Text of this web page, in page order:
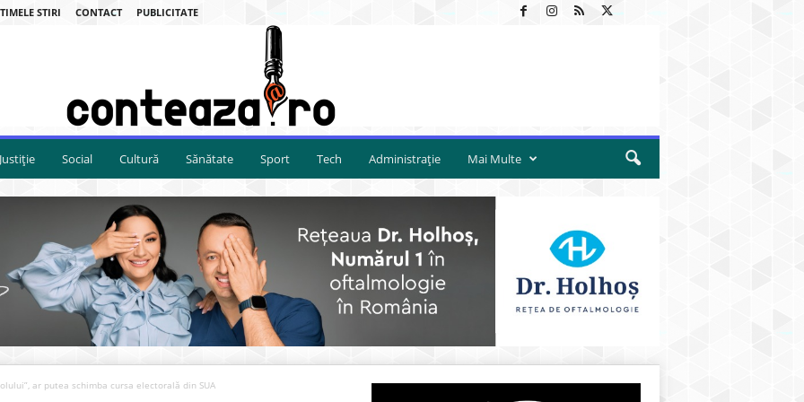
STIRI CONTACT PUBLICITATE
Justiție Social Cultură Sănătate Sport Tech Administrație Mai Multe
ar putea schimba cursa electorală din SUA